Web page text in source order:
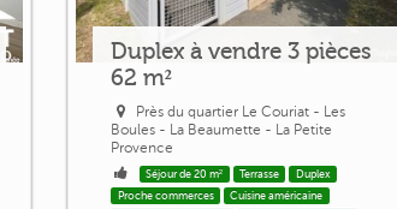
Duplex à vendre 3 pièces
62 m²
Près du quartier Le Couriat - Les
Boules - La Beaumette - La Petite
Provence
Séjour de 20 m² Terrasse
Duplex
Proche commerces
Cuisine américaine